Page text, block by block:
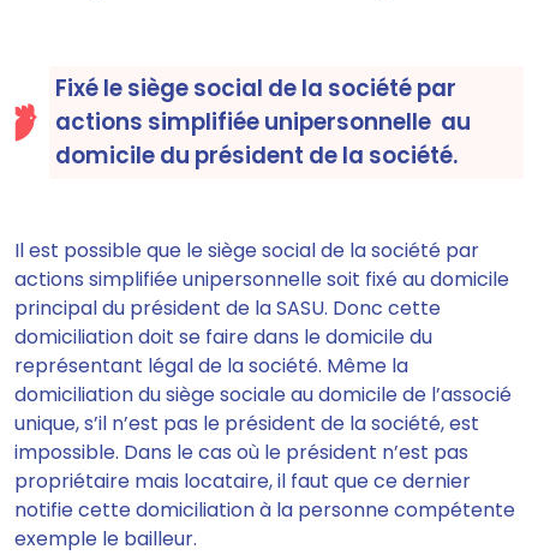
Fixé le siège social de la société par
actions simplifiée unipersonnelle au
domicile du président de la société.
Il est possible que le siège social de la société par
actions simplifiée unipersonnellesoit fixé au domicile
principal du président de la SASU. Donc cette
domiciliation doit se faire dans le domicile du
représentant légal de la société. Même la
domiciliation du siège sociale au domicile de l’associé
unique, s’il n’est pas le président de la société, est
impossible. Dans le cas où le président n’est pas
propriétaire mais locataire,il faut que ce dernier
notifie cette domiciliation à la personne compétente
exemple le bailleur.